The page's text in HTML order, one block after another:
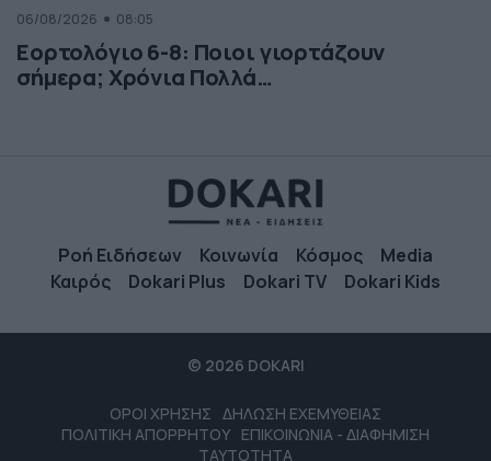
06/08/2026 08:05
Εορτολόγιο 6-8: Ποιοι γιορτάζουν
σήμερα; Χρόνια Πολλά…
Ροή Ειδήσεων Κοινωνία Κόσμος
Media
Καιρός
Dokari Plus Dokari TV Dokari Kids
© 2026 DOKARI
ΟΡΟΙ ΧΡΗΣΗΣ ΔΗΛΩΣΗ ΕΧΕΜΥΘΕΙΑΣ
ΠΟΛΙΤΙΚΗ ΑΠΟΡΡΗΤΟΥ ΕΠΙΚΟΙΝΩΝΙΑ - ΔΙΑΦΗΜΙΣΗ
ΤΑΥΤΟΤΗΤΑ